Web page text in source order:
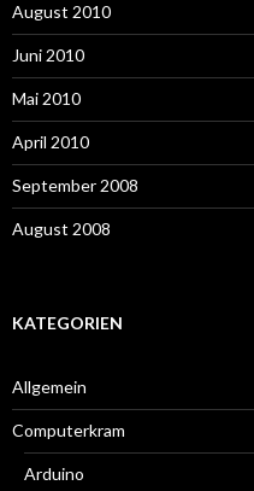
August 2010
Juni 2010
Mai 2010
April 2010
September 2008
August 2008
KATEGORIEN
Allgemein
Computerkram
Arduino